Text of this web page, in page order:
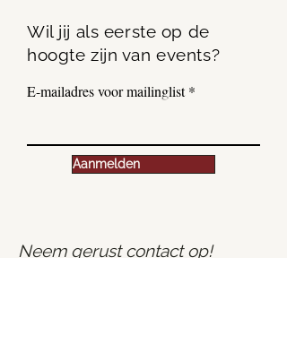
Wil jij als eerste op de
hoogte zijn van events?
E-mailadres voor mailinglist
Aanmelden
Neem gerust contact op!